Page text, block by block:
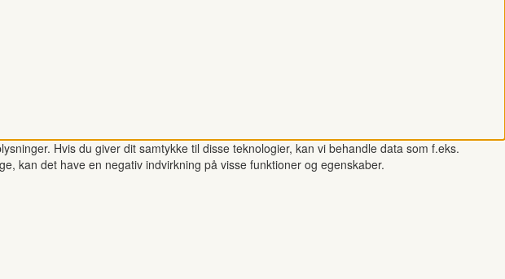
Hvis du giver dit samtykke til disse teknologier, kan vi behandle data som f.eks.
kan det have en negativ indvirkning på visse funktioner og egenskaber.